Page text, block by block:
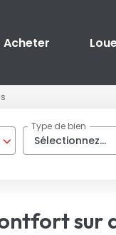
Acheter
Sélectionnez...
Type de bien
sur